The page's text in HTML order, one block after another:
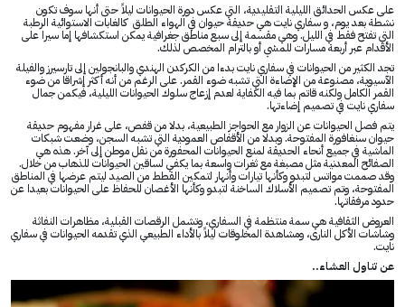
على عكس الحدائق الليلية التقليدية، التي عكس دورة الحيوانات ليلاً حتى أنها سوف تكون
نشطة بعد يوم، و سفاري نايت هي حديقة حيوان في الهواء الطلق كالغابات الاستوائية الرطبة
التي تفتح فقط في الليل. وهي مقسمة إلى سبع مناطق جغرافية يمكن استكشافها إما سيرا على
الأقدام عبر أربعة مسارات للمشي أو بالترام المخصص لذلك.
تجد الكثير من الحيوانات في سفاري نايت بدءا من الكركدن الهندي والبانجولين إلى تارسيرز والفيلة
الآسيوية، مصنوعة من الإضاءة التي تشبه ضوء القمر. على الرغم من أنه أكثر إشراقا من ضوء
القمر الكامل ولكنه قاتم بما فيه الكفاية لعدم إزعاج سلوك الحيوانات الليلية، فيكمن جمال
سفاري نايت في تصميم إضاءتها.
يتم فصل الحيوانات عن الزوار مع الحواجز الطبيعية، بدلا من قفص، على غرار مفهوم حديقة
حيوان سنغافورة المفتوحة. وبدلا من الأقفاص العمودية التي تشبه السجن، وضعت شبكات
الماشية في جميع أنحاء الحديقة لمنع الحيوانات المحفورة من نقل موطن إلى آخر. هذه هي
الصفائح المعدنية مثل مصبغة مع ثغرات واسعة بما يكفي لساقين الحيوانات للذهاب من خلال.
وقد صممت مواتس لتبدو وكأنها تيارات وأنهار لتمكين القطط من الصيد ليتم عرضها في المناطق
المفتوحة، وتم تصميم الأسلاك الساخنة لتبدو وكأنها الأغصان للحفاظ على الحيوانات بعيدا عن
حدود مرفقاتها.
العروض الثقافية هي سمة منتظمة في السفاري، وتشمل الرقصات القبلية، مظاهرات النفاثة
وشاشات الأكل النارى، ومشاهدة المخلوقات ليلاً بالأداء الطبيعي الذي تقدمه الحيوانات في سفاري
نايت.
عن تناول العشاء..